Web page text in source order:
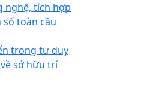
nghệ, tích hợp
toàn cầu
trong tư duy
sở hữu trí